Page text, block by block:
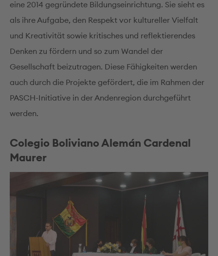
eine 2014 gegründete Bildungseinrichtung. Sie sieht es
als ihre Aufgabe, den Respekt vor kultureller Vielfalt
und Kreativität sowie kritisches und reflektierendes
Denken zu fördern und so zum Wandel der
Gesellschaft beizutragen. Diese Fähigkeiten werden
auch durch die Projekte gefördert, die im Rahmen der
PASCH-Initiative in der Andenregion durchgeführt
werden.
Colegio Boliviano Alemán Cardenal
Maurer